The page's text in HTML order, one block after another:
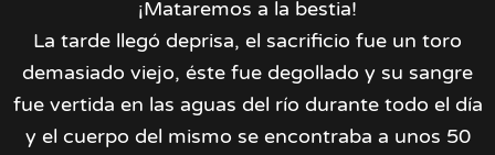
¡Mataremos a la bestia!
La tarde llegó deprisa, el sacrificio fue un toro
demasiado viejo, éste fue degollado y su sangre
fue vertida en las aguas del río durante todo el día
y el cuerpo del mismo se encontraba a unos 50